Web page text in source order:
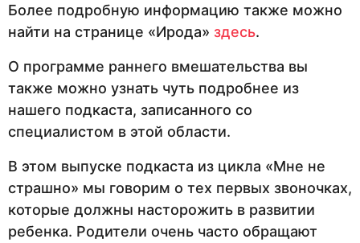
Более подробную информацию также можно
найти на странице «Ирода» здесь.
О программе раннего вмешательства вы
также можно узнать чуть подробнее из
нашего подкаста, записанного со
специалистом в этой области.
В этом выпуске подкаста из цикла «Мне не
страшно» мы говорим о тех первых звоночках,
которые должны насторожить в развитии
ребенка. Родители очень часто обращают